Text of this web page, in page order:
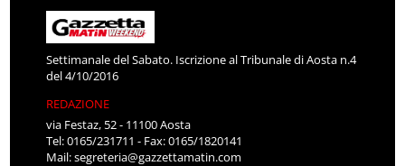
Settimanale del Sabato. Iscrizione al Tribunale di Aosta n.4
del 4/10/2016
REDAZIONE
via Festaz, 52 - 11100 Aosta
Tel: 0165/231711 - Fax: 0165/1820141
Mail:segreteria@gazzettamatin.com